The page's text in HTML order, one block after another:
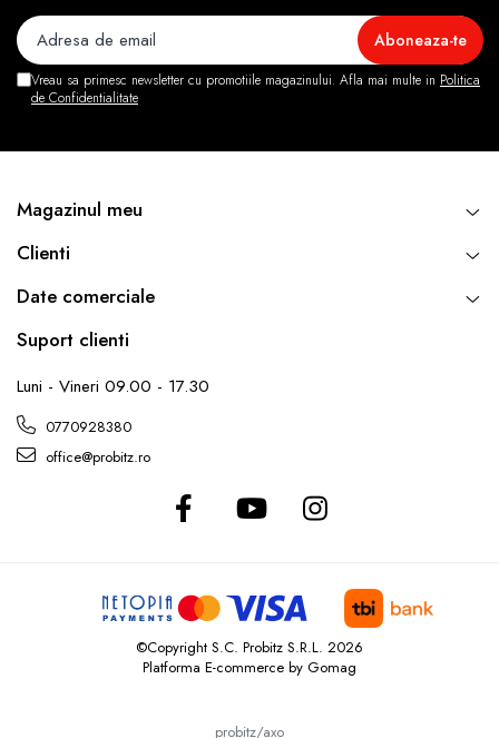
Vreau sa primesc newsletter cu promotiile magazinului. Afla mai multe in Politica
de Confidentialitate
Magazinul meu
Clienti
Date comerciale
Suport clienti
Luni - Vineri 09.00 - 17.30
0770928380
office@probitz.ro
©Copyright S.C. Probitz S.R.L. 2026
Platforma E-commerce by Gomag
probitz/axo